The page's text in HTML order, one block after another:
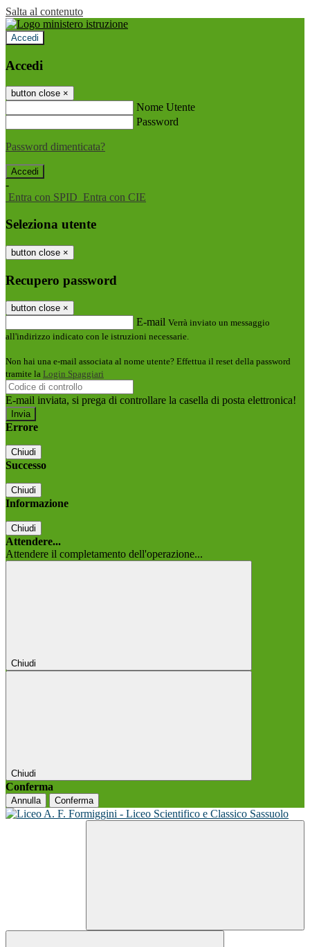
Salta al contenuto
Accedi
Accedi
button close ×
Nome Utente
Password
Password dimenticata?
-
Entra con SPID Entra con CIE
Seleziona utente
button close ×
Recupero password
button close ×
E-mail Verrà inviato un messaggio
all'indirizzo indicato con le istruzioni necessarie.
Non hai una e-mail associata al nome utente? Effettua il reset della password
tramite la Login Spaggiari
E-mail inviata, si prega di controllare la casella di posta elettronica!
Errore
Chiudi
Successo
Chiudi
Informazione
Chiudi
Attendere...
Attendere il completamento dell'operazione...
Chiudi
Chiudi
Conferma
Annulla Conferma